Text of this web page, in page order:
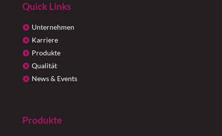
Quick Links
Unternehmen
Karriere
Produkte
Qualität
News & Events
Produkte